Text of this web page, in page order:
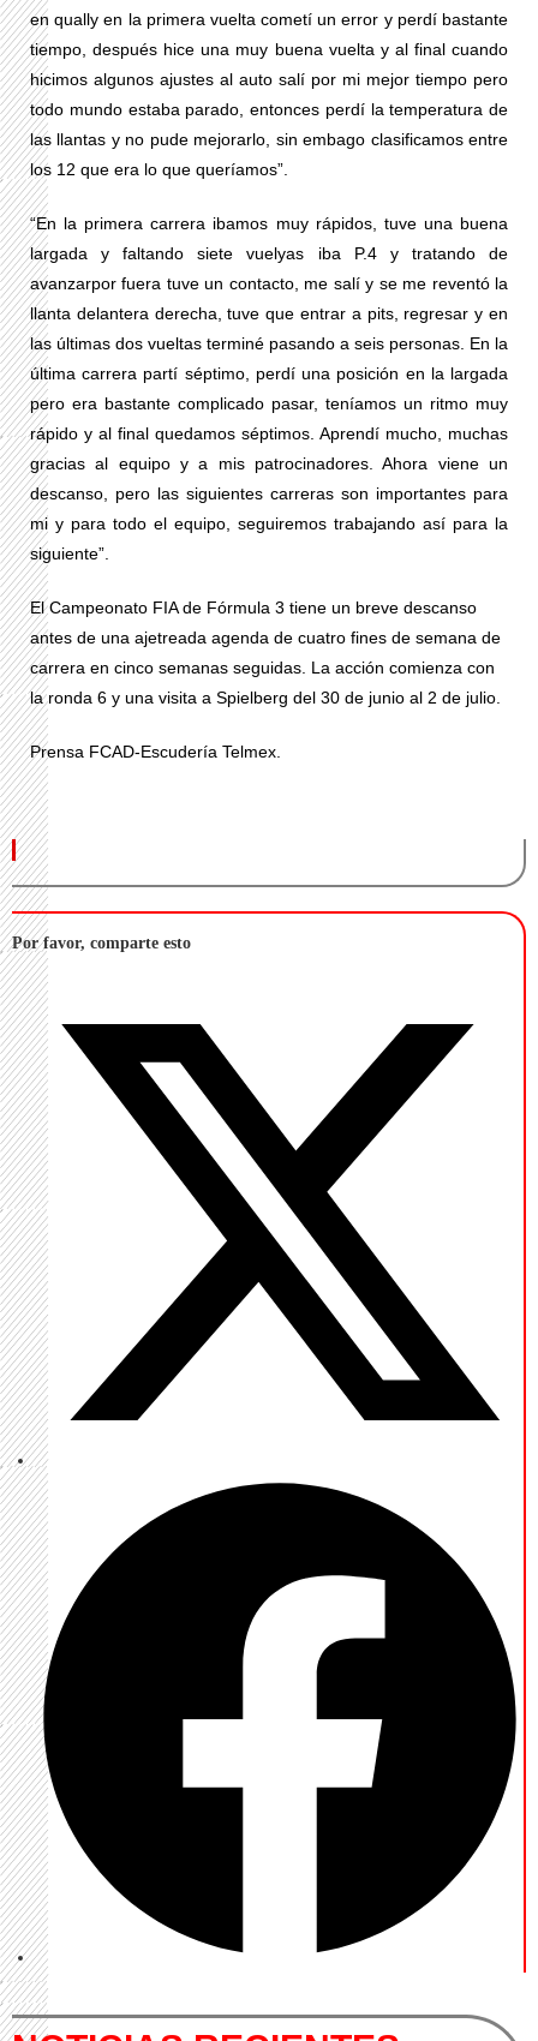
en qually en la primera vuelta cometí un error y perdí bastante
tiempo, después hice una muy buena vuelta y al final cuando
hicimos algunos ajustes al auto salí por mi mejor tiempo pero
todo mundo estaba parado, entonces perdí la temperatura de
las llantas y no pude mejorarlo, sin embago clasificamos entre
los 12 que era lo que queríamos”.
“En la primera carrera ibamos muy rápidos, tuve una buena
largada y faltando siete vuelyas iba P.4 y tratando de
avanzarpor fuera tuve un contacto, me salí y se me reventó la
llanta delantera derecha, tuve que entrar a pits, regresar y en
las últimas dos vueltas terminé pasando a seis personas. En la
última carrera partí séptimo, perdí una posición en la largada
pero era bastante complicado pasar, teníamos un ritmo muy
rápido y al final quedamos séptimos. Aprendí mucho, muchas
gracias al equipo y a mis patrocinadores. Ahora viene un
descanso, pero las siguientes carreras son importantes para
mi y para todo el equipo, seguiremos trabajando así para la
siguiente”.
El Campeonato FIA de Fórmula 3 tiene un breve descanso
antes de una ajetreada agenda de cuatro fines de semana de
carrera en cinco semanas seguidas. La acción comienza con
la ronda 6 y una visita a Spielberg del 30 de junio al 2 de julio.
Prensa FCAD-Escudería Telmex.
Por favor, comparte esto